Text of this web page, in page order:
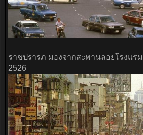
ราชปรารภ มองจากสะพานลอยโรงแร
2526